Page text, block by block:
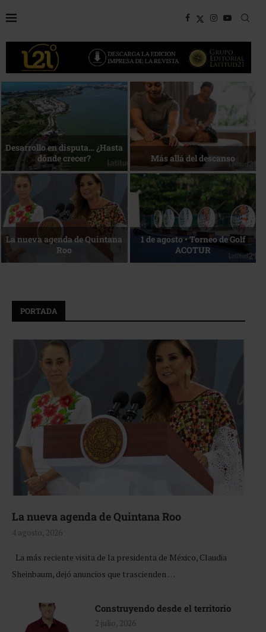
Bottega, un viaje servido a la
mesa
Energía que Impulsa la
competitividad
Reconocimiento de viajeros La esencia del servicio
PORTADA
La nueva agenda de Quintana Roo
4 agosto, 2026
La más reciente visita de la presidenta de México, Claudia
Sheinbaum, dejó anuncios que trascienden …
Construyendo desde el territorio
2 julio, 2026